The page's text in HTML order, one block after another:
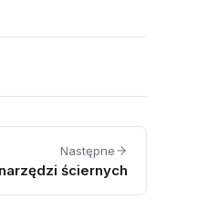
Następne
ściernych